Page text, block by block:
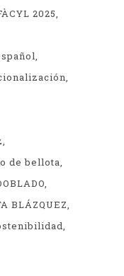
2025
de bellota
BLÁZQUEZ